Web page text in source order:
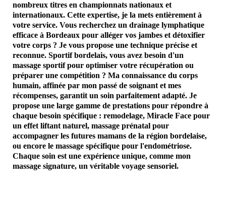
nombreux titres en championnats nationaux et
internationaux. Cette expertise, je la mets entièrement à
votre service. Vous recherchez un drainage lymphatique
efficace à Bordeaux pour alléger vos jambes et détoxifier
votre corps ? Je vous propose une technique précise et
reconnue. Sportif bordelais, vous avez besoin d'un
massage sportif pour optimiser votre récupération ou
préparer une compétition ? Ma connaissance du corps
humain, affinée par mon passé de soignant et mes
récompenses, garantit un soin parfaitement adapté. Je
propose une large gamme de prestations pour répondre à
chaque besoin spécifique : remodelage, Miracle Face pour
un effet liftant naturel, massage prénatal pour
accompagner les futures mamans de la région bordelaise,
ou encore le massage spécifique pour l'endométriose.
Chaque soin est une expérience unique, comme mon
massage signature, un véritable voyage sensoriel.